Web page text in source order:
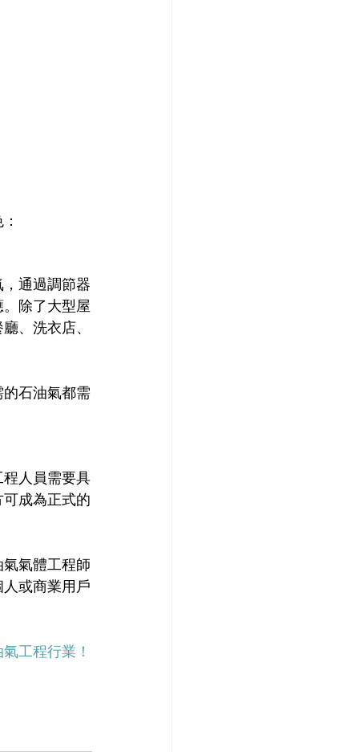
通過調節器
除了大型屋
、洗衣店、
石油氣都需
人員需要具
成為正式的
氣體工程師
或商業用戶
工程行業！